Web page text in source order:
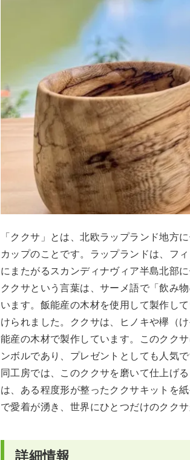
「ククサ」とは、北欧ラップランド地方
カップのことです。ラップランドは、フ
にまたがるスカンディナヴィア半島北部に
ククサという言葉は、サーメ語で「飲み
います。飯能産の木材を使用して製作し
けられました。ククサは、ヒノキや欅（
能産の木材で製作しています。このクク
ンボルであり、プレゼントとしても人気で
同工房では、このククサを磨いて仕上げ
は、ある程度形が整ったククサキットを
で愛着が湧き、世界にひとつだけのククサ
詳細情報